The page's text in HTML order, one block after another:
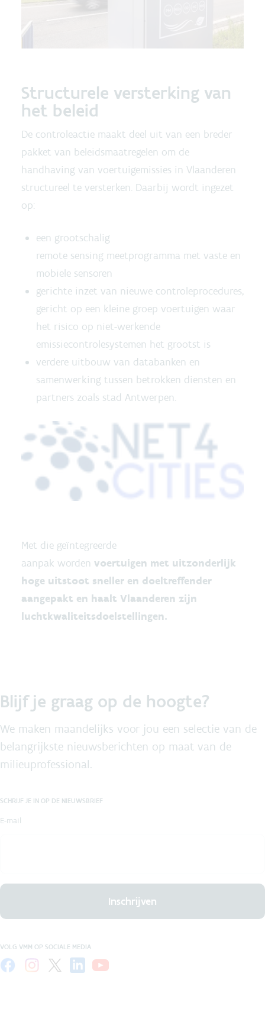
Structurele versterking van
het beleid
De controleactie maakt deel uit van een breder
pakket van beleidsmaatregelen om de
handhaving van voertuigemissies in Vlaanderen
structureel te versterken. Daarbij wordt ingezet
op:
een grootschalig
remote sensing meetprogramma met vaste en
mobiele sensoren
gerichte inzet van nieuwe controleprocedures,
gericht op een kleine groep voertuigen waar
het risico op niet-werkende
emissiecontrolesystemen het grootst is
verdere uitbouw van databanken en
samenwerking tussen betrokken diensten en
partners zoals stad Antwerpen.
Met die geïntegreerde
aanpak worden voertuigen met uitzonderlijk
hoge uitstoot sneller en doeltreffender
aangepakt en haalt Vlaanderen zijn
luchtkwaliteitsdoelstellingen.
Blijf je graag op de hoogte?
We maken maandelijks voor jou een selectie van de
belangrijkste nieuwsberichten op maat van de
milieuprofessional.
SCHRIJF JE IN OP DE NIEUWSBRIEF
E-mail
Inschrijven
VOLG VMM OP SOCIALE MEDIA